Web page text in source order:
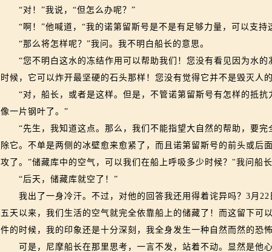
“对！”我说，“但怎么办呢？”
“啊！”他喊道，“我的诺第留斯号是不是有足够力量，可以支持
“那么将怎样呢？”我问。我不明白船长的意思。
“您不明白这水的冻结作用可以帮助我们！您没有看见因为水的
时候，它可以炸开最坚硬的石头那样！您没有觉得它并不是毁灭人
“对，船长，或者是这样。但是，不管诺第留斯号有怎样的抵抗
像一片钢叶了。”
“先生，我知道这点。那么，我们不能指望大自然的帮助，要完
除它。不单是两侧的冰壁愈来愈紧了，而且诺第留斯号的前头或后
攻了。”储藏库中的空气，可以我们在船上呼吸多少时候？"我问船
“后天，储藏库就空了！”
我出了一身冷汗。不过，对他的回答我还用得着诧异吗？3月22
五天以来，我们生活的空气就完全依靠船上的储藏了！而这留下可
件的时候，我的印象还是十分深刻，我全身发生一种自然而然的恐
可是，尼摩船长在那里思考，一言不发，站着不动。显然是他